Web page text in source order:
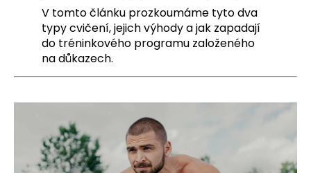
V tomto článku prozkoumáme tyto dva
typy cvičení, jejich výhody a jak zapadají
do tréninkového programu založeného
na důkazech.
HLEDAT
p